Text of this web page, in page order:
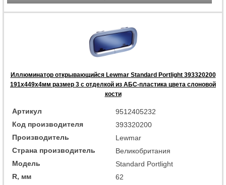
Иллюминатор открывающийся Lewmar Standard Portlight 393320200
191x449x4мм размер 3 с отделкой из АБС-пластика цвета слоновой
кости
Артикул
9512405232
Код производителя
393320200
Производитель
Lewmar
Страна производитель
Великобритания
Модель
Standard Portlight
R, мм
62